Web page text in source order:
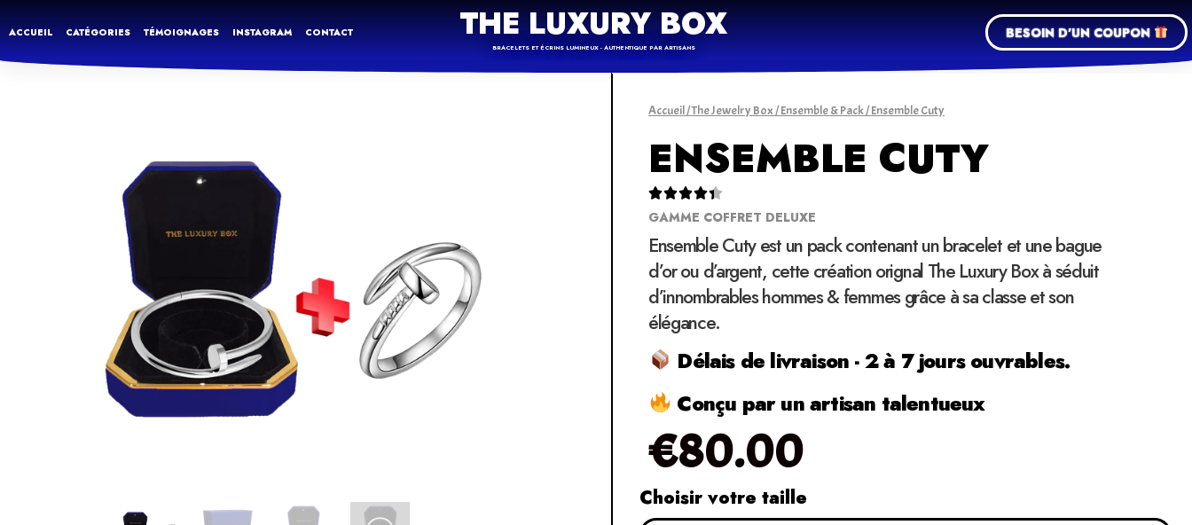
ACCUEIL CATÉGORIES TÉMOIGNAGES INSTAGRAM CONTACT THE LUXURY BOX
BRACELETS ET ÉCRINS LUMINEUX - AUTHENTIQUE PAR ARTISANS
BESOIN D'UN COUPON
Accueil/The Jewelry Box/Ensemble & Pack/ Ensemble Cuty
ENSEMBLE CUTY

GAMME COFFRET DELUXE
Ensemble Cuty est un pack contenant un bracelet et une bague
d’or ou d’argent, cette création orignal The Luxury Box à séduit
d’innombrables hommes & femmes grâce à sa classe et son
élégance.
Délais de livraison - 2 à 7 jours ouvrables.
Conçu par un artisan talentueux
€80.00
Choisir votre taille